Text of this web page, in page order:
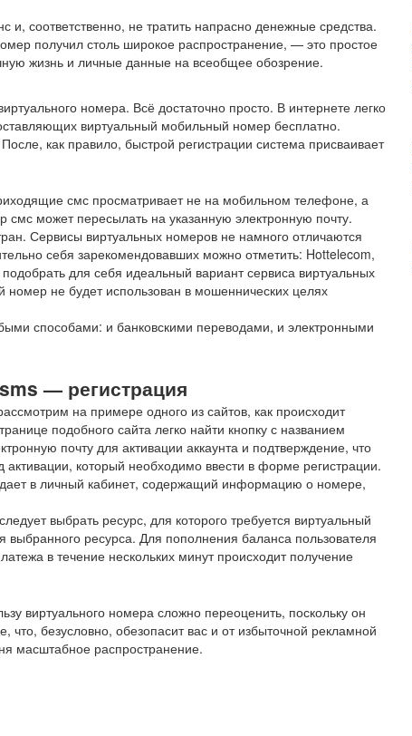
соответственно, не тратить напрасно денежные средства.
получил столь широкое распространение, — это простое
жизнь и личные данные на всеобщее обозрение.
номера. Всё достаточно просто. В интернете легко
виртуальный мобильный номер бесплатно.
как правило, быстрой регистрации система присваивает
смс просматривает не на мобильном телефоне, а
может пересылать на указанную электронную почту.
Сервисы виртуальных номеров не намного отличаются
себя зарекомендовавших можно отметить: Hottelecom,
для себя идеальный вариант сервиса виртуальных
не будет использован в мошеннических целях
способами: и банковскими переводами, и электронными
— регистрация
на примере одного из сайтов, как происходит
подобного сайта легко найти кнопку с названием
почту для активации аккаунта и подтверждение, что
который необходимо ввести в форме регистрации.
в личный кабинет, содержащий информацию о номере,
выбрать ресурс, для которого требуется виртуальный
ресурса. Для пополнения баланса пользователя
в течение нескольких минут происходит получение
виртуального номера сложно переоценить, поскольку он
безусловно, обезопасит вас и от избыточной рекламной
масштабное распространение.